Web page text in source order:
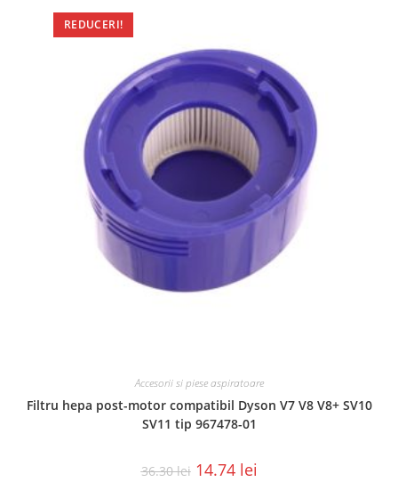
REDUCERI!
Accesorii si piese aspiratoare
Filtru hepa post-motor compatibil Dyson V7 V8 V8+ SV10
SV11 tip 967478-01
36.30lei 14.74 lei